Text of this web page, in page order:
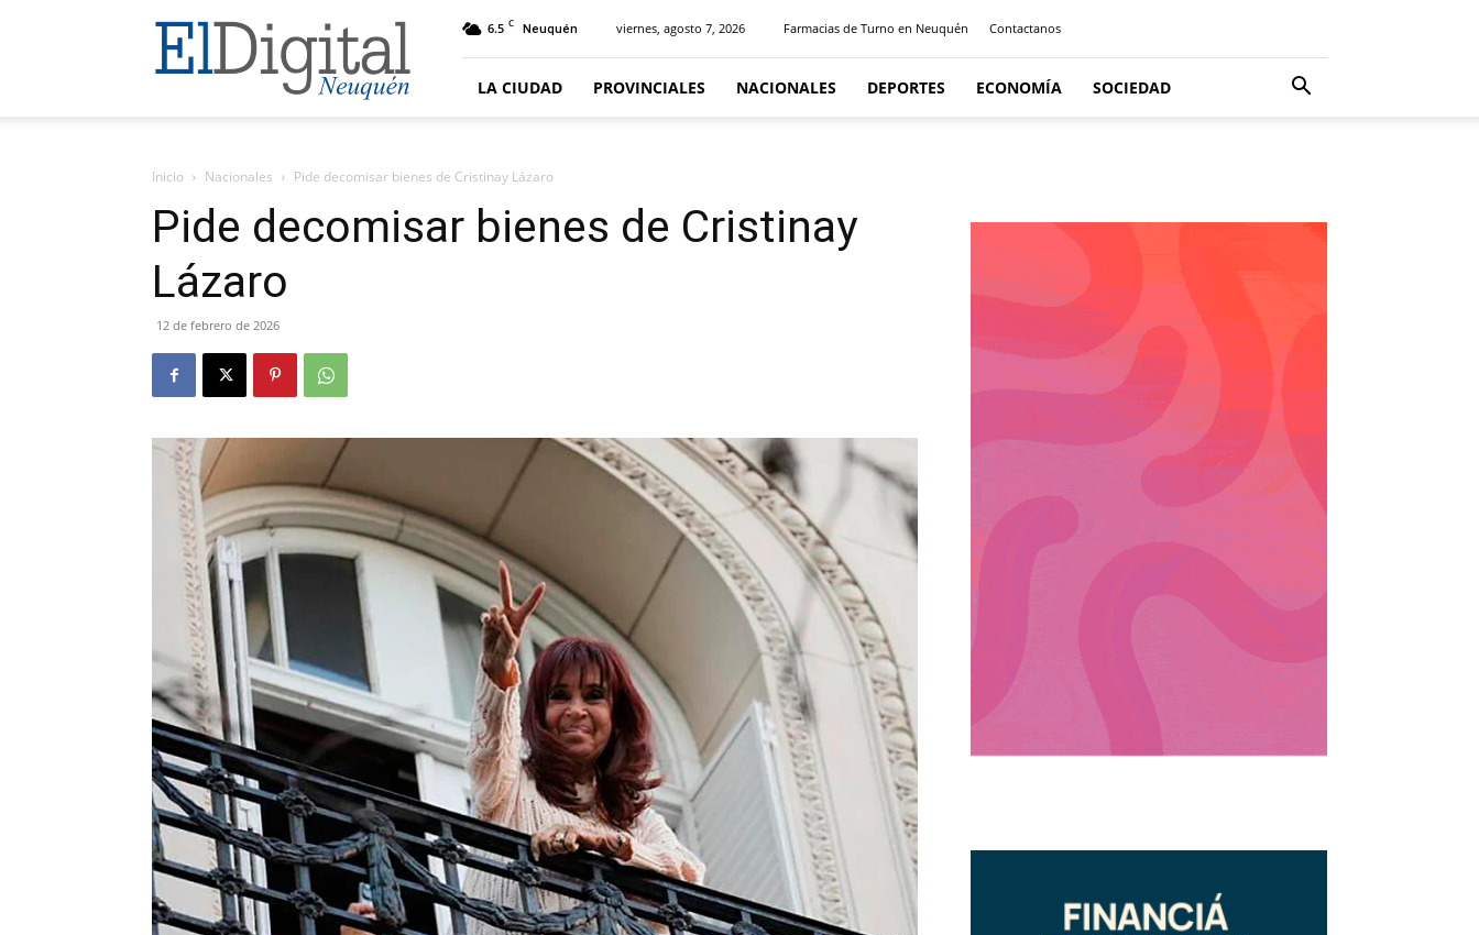
El
Digital
Neuquen
6.5 C Neuquén viernes, agosto 7, 2026 Farmacias de Turno en Neuquén Contactanos
LA CIUDAD PROVINCIALES NACIONALES DEPORTES ECONOMÍA SOCIEDAD
Inicio Nacionales Pide decomisar bienes de Cristinay Lázaro
Pide decomisar bienes de Cristinay
Lázaro
12 de febrero de 2026